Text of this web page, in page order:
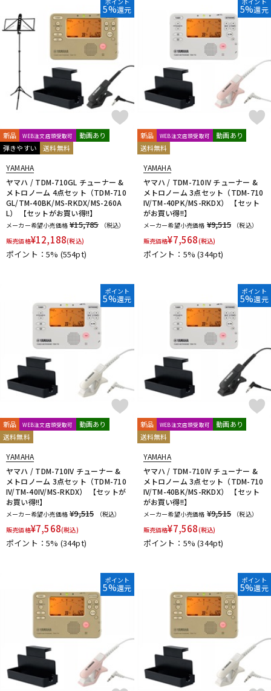
5%還元
新品 WEB注文店頭受取可
動画あり
弾きやすい
送料無料
YAMAHA
ヤマハ / TDM-710GL チューナー &
メトロノーム 4点セット（TDM-710
GL/TM-40BK/MS-RKDX/MS-260A
L） 【セットがお買い得!!】
メーカー希望小売価格 ¥15,785
（税込）
販売価格¥12,188(税込)
ポイント：5% (554pt)
5%還元
新品 WEB注文店頭受取可
動画あり
送料無料
YAMAHA
ヤマハ / TDM-710IV チューナー &
メトロノーム 3点セット（TDM-710
IV/TM-40PK/MS-RKDX） 【セット
がお買い得!!】
メーカー希望小売価格 ¥9,515
（税込）
販売価格¥7,568(税込)
ポイント：5%(344pt)
ポイント
5%還元
新品 WEB注文店頭受取可
動画あり
送料無料
YAMAHA
ヤマハ / TDM-710IV チューナー &
メトロノーム 3点セット（TDM-710
IV/TM-40IV/MS-RKDX） 【セットが
お買い得!!】
メーカー希望小売価格 ¥9,515
（税込）
販売価格¥7,568(税込)
ポイント：5% (344pt)
ポイント
5%還元
新品 WEB注文店頭受取可
動画あり
送料無料
YAMAHA
ヤマハ / TDM-710IV チューナー &
メトロノーム 3点セット（TDM-710
IV/TM-40BK/MS-RKDX） 【セット
がお買い得!!】
メーカー希望小売価格 ¥9,515
（税込）
販売価格¥7,568(税込)
ポイント：5%(344pt)
ポイント
5%還元
ポイント
5%還元